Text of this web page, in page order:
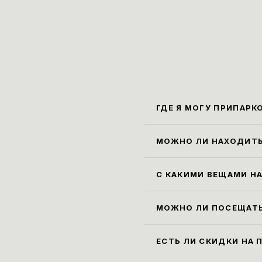
ГДЕ Я МОГУ
МОЖНО ЛИ
С КАКИМИ ВЕЩАМИ
на
МОЖНО ЛИ
ЕСТЬ ЛИ СКИДКИ НА